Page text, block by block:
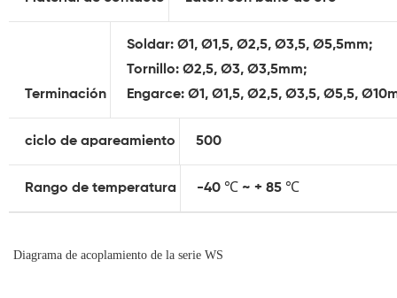
Terminación
Soldar: Ø1, Ø1,5, Ø2,5, Ø3,5, Ø5,5mm;
Tornillo: Ø2,5, Ø3, Ø3,5mm;
Engarce: Ø1, Ø1,5, Ø2,5, Ø3,5, Ø5,5,
ciclo de apareamiento 500
Rango de temperatura -40 ℃ ~ + 85 ℃
Diagrama de acoplamiento de la serie WS